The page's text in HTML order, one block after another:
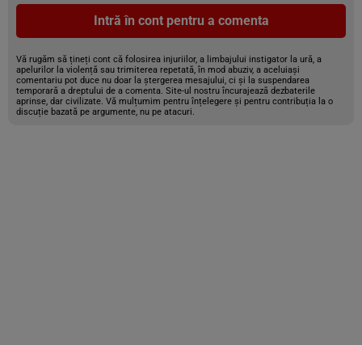
Intră în cont pentru a comenta
Vă rugăm să țineți cont că folosirea injuriilor, a limbajului instigator la ură, a
apelurilor la violență sau trimiterea repetată, în mod abuziv, a aceluiași
comentariu pot duce nu doar la ștergerea mesajului, ci și la suspendarea
temporară a dreptului de a comenta. Site-ul nostru încurajează dezbaterile
aprinse, dar civilizate. Vă mulțumim pentru înțelegere și pentru contribuția la o
discuție bazată pe argumente, nu pe atacuri.